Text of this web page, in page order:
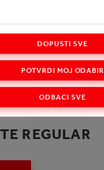
Sprite Regular
REGULAR
ODBACI SVE
POTVRDI MOJ ODABIR
DOPUSTI SVE